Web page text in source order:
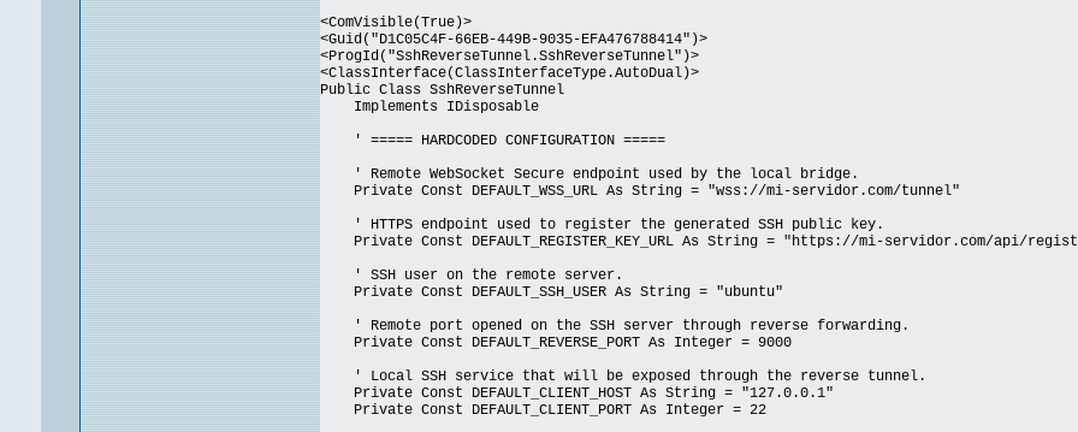
<ComVisible(True)>
<Guid("D1C05C4F-66EB-449B-9035-EFA476788414")>
<ProgId("SshReverseTunnel.SshReverseTunnel")>
<ClassInterface(ClassInterfaceType.AutoDual)>
Public Class SshReverseTunnel
Implements IDisposable
' ===== HARDCODED CONFIGURATION =====
' Remote WebSocket Secure endpoint used by the local bridge.
Private Const DEFAULT_WSS_URL As String = "wss://mi-servidor.com/tunnel"
' HTTPS endpoint used to register the generated SSH public key.
Private Const DEFAULT_REGISTER_KEY_URL As String = "https://mi-servidor.com/api/
' SSH user on the remote server.
Private Const DEFAULT_SSH_USER As String = "ubuntu"
' Remote port opened on the SSH server through reverse forwarding.
Private Const DEFAULT_REVERSE_PORT As Integer = 9000
' Local SSH service that will be exposed through the reverse tunnel.
Private Const DEFAULT_CLIENT_HOST As String = "127.0.0.1"
Private Const DEFAULT_CLIENT_PORT As Integer = 22